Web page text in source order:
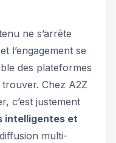
ne s’arrête
l’engagement se
des plateformes
Chez A2Z
c’est justement
intelligentes et
multi-